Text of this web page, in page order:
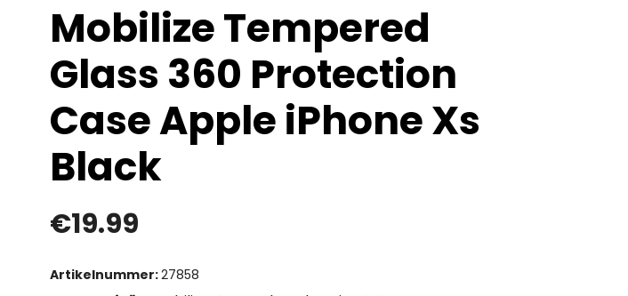
Mobilize Tempered
Glass 360 Protection
Case Apple iPhone Xs
Black
€19.99
Artikelnummer:27858